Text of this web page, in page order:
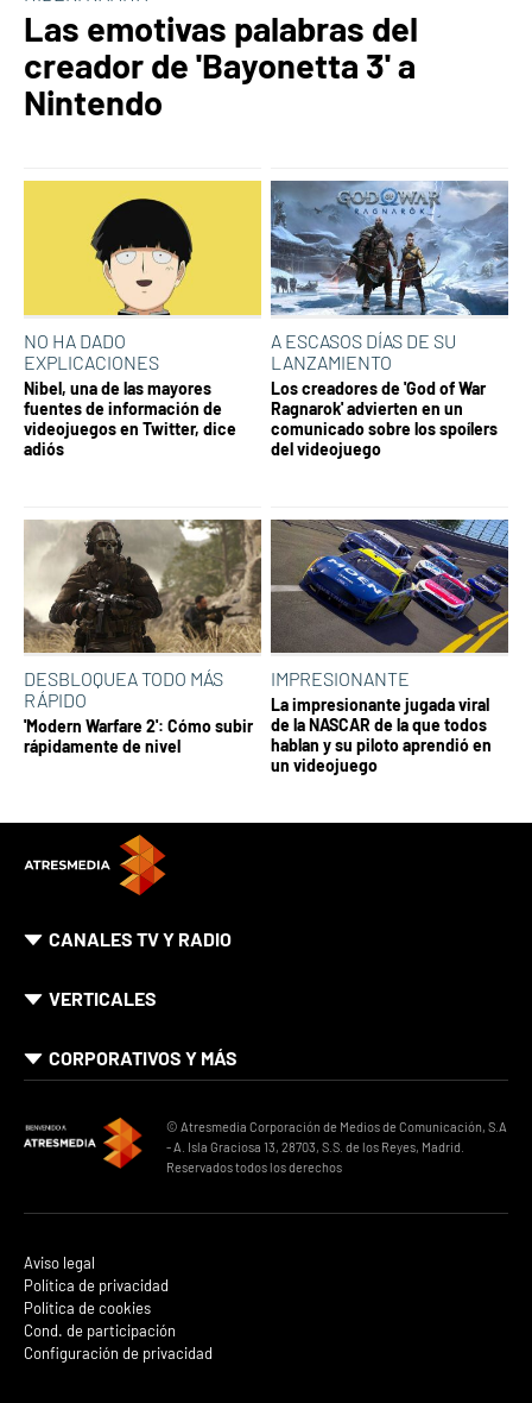
Las emotivas palabras del
creador de 'Bayonetta 3' a
Nintendo
NO HA DADO
EXPLICACIONES
Nibel, una de las mayores
fuentes de información de
videojuegos en Twitter, dice
adiós
A ESCASOS DÍAS DE SU
LANZAMIENTO
Los creadores de 'God of War
Ragnarok' advierten en un
comunicado sobre los spoílers
del videojuego
DESBLOQUEA TODO MÁS
RÁPIDO
'Modern Warfare 2': Cómo subir
rápidamente de nivel
IMPRESIONANTE
La impresionante jugada viral
de la NASCAR de la que todos
hablan y su piloto aprendió en
un videojuego
CANALES TV Y RADIO
VERTICALES
CORPORATIVOS Y MÁS
© Atresmedia Corporación de Medios de Comunicación, S.A
- A. Isla Graciosa 13, 28703, S.S. de los Reyes, Madrid.
Reservados todos los derechos
Aviso legal
Política de privacidad
Política de cookies
Cond. de participación
Configuración de privacidad